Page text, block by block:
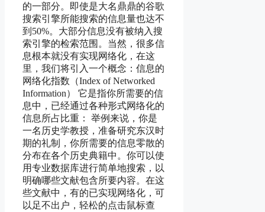
的一部分。即使是大名鼎鼎的谷歌
搜索引擎所能搜索的信息量也达不
到50%。大部分信息没有被纳入搜
索引擎的检索范围。当然，很多信
息根本就没有实现网络化，在这
里，我们将引入一个概念：信息的
网络化指数（Index of Networked
Information） 它是指你所需要的信
息中，已经通过各种形式网络化的
信息所占比重： 举例来说，你是
一名历史学教授，准备研究东汉时
期的礼制，你所需要的信息零散的
分布在各个历史典籍中。你可以使
用专业数据库进行简单地搜索，以
明确哪些文献包含所要内容。在这
些文献中，有的已实现网络化，可
以足不出户，轻松的点击鼠标查